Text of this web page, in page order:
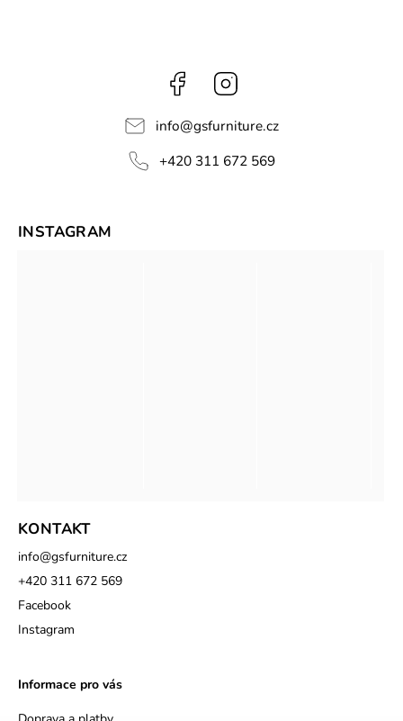
Facebook
info@gsfurniture.cz
+420 311 672 569
KONTAKT
info@gsfurniture.cz
+420 311 672 569
Facebook
Instagram
Informace pro vás
INSTAGRAM